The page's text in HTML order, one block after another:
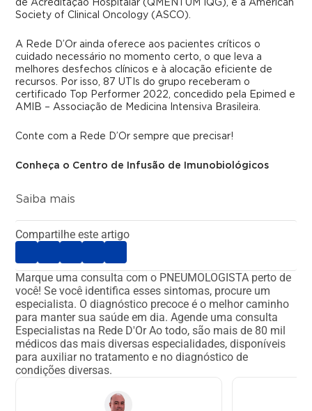
de Acreditação Hospitalar (QMENTUM IQG), e a American
Society of Clinical Oncology (ASCO).
A Rede D’Or ainda oferece aos pacientes críticos o
cuidado necessário no momento certo, o que leva a
melhores desfechos clínicos e à alocação eficiente de
recursos. Por isso, 87 UTIs do grupo receberam o
certificado Top Performer 2022, concedido pela Epimed e
AMIB – Associação de Medicina Intensiva Brasileira.
Conte com a Rede D’Or sempre que precisar!
Conheça o Centro de Infusão de Imunobiológicos
Saiba mais
Compartilhe este artigo
Marque uma consulta com o PNEUMOLOGISTA perto de
você!Se você identifica esses sintomas, procure um
especialista. O diagnóstico precoce é o melhor caminho
para manter sua saúde em dia.Agende uma consulta
Especialistas na Rede D'OrAo todo, são mais de 80 mil
médicos das mais diversas especialidades, disponíveis
para auxiliar no tratamento e no diagnóstico de
condições diversas.